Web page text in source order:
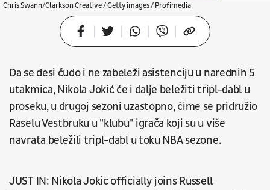
Chris Swann/Clarkson Creative / Getty images / Profimedia
Da se desi čudo i ne zabeleži asistenciju u narednih 5
utakmica, Nikola Jokić će i dalje beležiti tripl-dabl u
proseku, u drugoj sezoni uzastopno, čime se pridružio
Raselu Vestbruku u "klubu" igrača koji su u više
navrata beležili tripl-dabl u toku NBA sezone.
JUST IN: Nikola Jokic officially joins Russell